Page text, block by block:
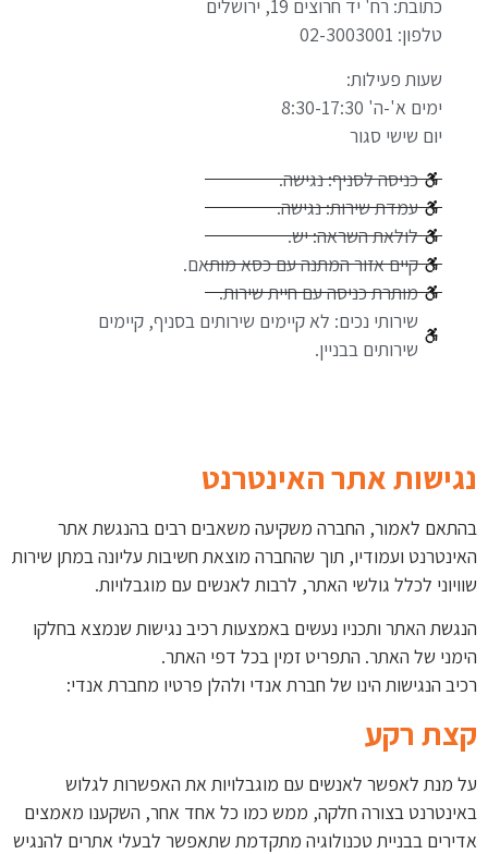
כתובת: רח' יד חרוצים 19, ירושלים
טלפון: 02-3003001
שעות פעילות:
ימים א'-ה' 8:30-17:30
יום שישי סגור
כניסה לסניף: נגישה.
עמדת שירות: נגישה.
לולאת השראה: יש.
קיים אזור המתנה עם כסא מותאם.
מותרת כניסה עם חיית שירות.
שירותי נכים: לא קיימים שירותים בסניף, קיימים
שירותים בבניין.
נגישות אתר האינטרנט
בהתאם לאמור, החברה משקיעה משאבים רבים בהנגשת אתר
האינטרנט ועמודיו, תוך שהחברה מוצאת חשיבות עליונה במתן שירות
שוויוני לכלל גולשי האתר, לרבות לאנשים עם מוגבלויות.
הנגשת האתר ותכניו נעשים באמצעות רכיב נגישות שנמצא בחלקו
הימני של האתר. התפריט זמין בכל דפי האתר.
רכיב הנגישות הינו של חברת אנדי ולהלן פרטיו מחברת אנדי:
קצת רקע
על מנת לאפשר לאנשים עם מוגבלויות את האפשרות לגלוש
באינטרנט בצורה חלקה, ממש כמו כל אחד אחר, השקענו מאמצים
אדירים בבניית טכנולוגיה מתקדמת שתאפשר לבעלי אתרים להנגיש